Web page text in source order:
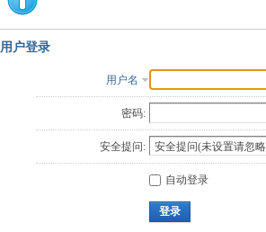
用户登录
用户名
密码:
安全提问:
自动登录
登录